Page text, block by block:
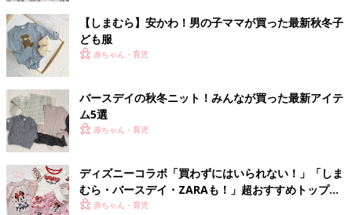
【しまむら】安かわ！男の子ママが買った最新秋冬子
ども服
赤ちゃん・育児
バースデイの秋冬ニット！みんなが買った最新アイテ
ム5選
赤ちゃん・育児
ディズニーコラボ「買わずにはいられない！」「しま
むら・バースデイ・ZARAも！」超おすすめトップス
5選赤ちゃん・育児